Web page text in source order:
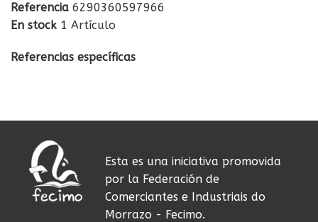
Referencia 6290360597966
En stock 1 Artículo
Referencias específicas
Esta es una iniciativa promovida
por la Federación de
Comerciantes e Industriais do
Morrazo - Fecimo.